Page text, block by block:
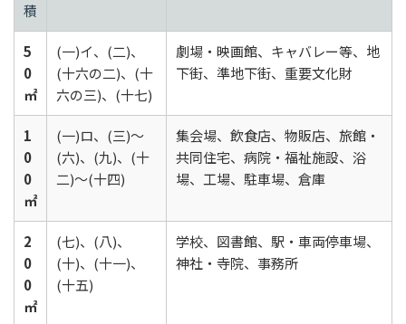
積
5
0
㎡
(一)イ、(二)、
(十六の二)、(十
六の三)、(十七)
劇場・映画館、キャバレー等、地
下街、準地下街、重要文化財
1
0
0
㎡
(一)ロ、(三)〜
(六)、(九)、(十
二)〜(十四)
集会場、飲食店、物販店、旅館・
共同住宅、病院・福祉施設、浴
場、工場、駐車場、倉庫
2
0
0
㎡
(七)、(八)、
(十)、(十一)、
(十五)
学校、図書館、駅・車両停車場、
神社・寺院、事務所